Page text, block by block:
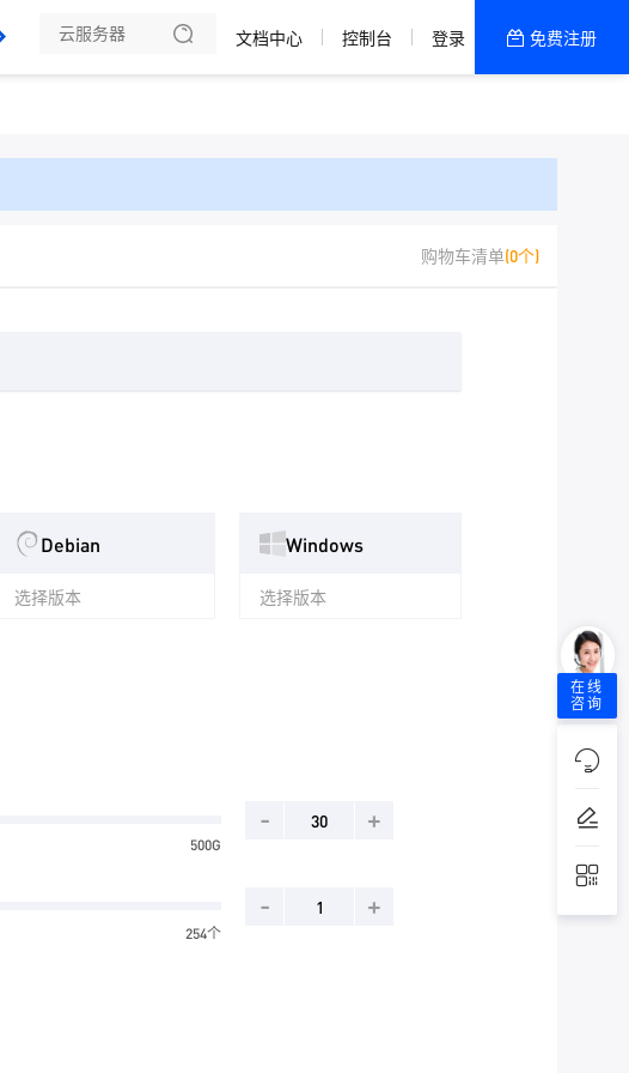
备案管理 文档中心 控制台 登录 免费注册
购物车清单(0个)
Debian
选择版本
Windows
选择版本
500G
- +
254个
- +
在线
咨询